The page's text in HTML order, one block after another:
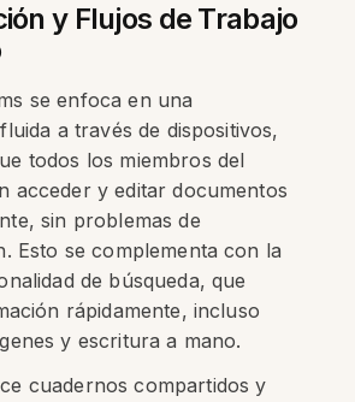
y Flujos de Trabajo
se enfoca en una
a través de dispositivos,
todos los miembros del
acceder y editar documentos
sin problemas de
Esto se complementa con la
de búsqueda, que
rápidamente, incluso
y escritura a mano.
cuadernos compartidos y